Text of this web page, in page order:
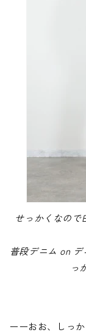
せっかくなので
普段デニム on
っ
ーーおお、しっ